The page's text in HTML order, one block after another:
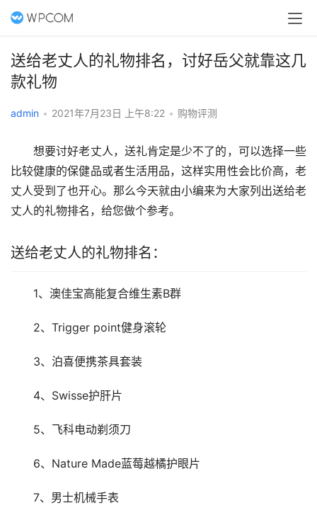
送给老丈人的礼物排名，讨好岳父就靠这几
款礼物
admin • 2021年7月23日 上午8:22 • 购物评测
想要讨好老丈人，送礼肯定是少不了的，可以选择一些
比较健康的保健品或者生活用品，这样实用性会比价高，老
丈人受到了也开心。那么今天就由小编来为大家列出送给老
丈人的礼物排名，给您做个参考。
送给老丈人的礼物排名：
1、澳佳宝高能复合维生素B群
2、Trigger point健身滚轮
3、泊喜便携茶具套装
4、Swisse护肝片
5、飞科电动剃须刀
6、Nature Made蓝莓越橘护眼片
7、男士机械手表